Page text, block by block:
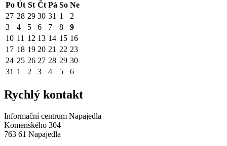
Po Út St Čt Pá So Ne
27 28 29 30 31 1
2
3
4 5 6 7 8
9
10 11 12 13 14 15 16
17 18 19 20 21 22 23
24 25 26 27 28 29 30
31 1 2 3 4 5 6
Rychlý kontakt
Informační centrum Napajedla
Komenského 304
763 61 Napajedla